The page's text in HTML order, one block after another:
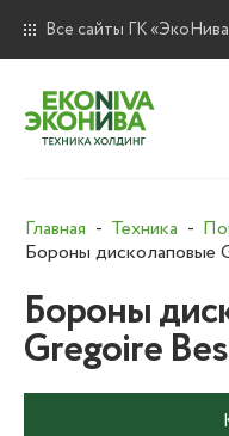
Все сайты ГК
Главная Техника
Бороны дисколаповые
Бороны
Gregoire